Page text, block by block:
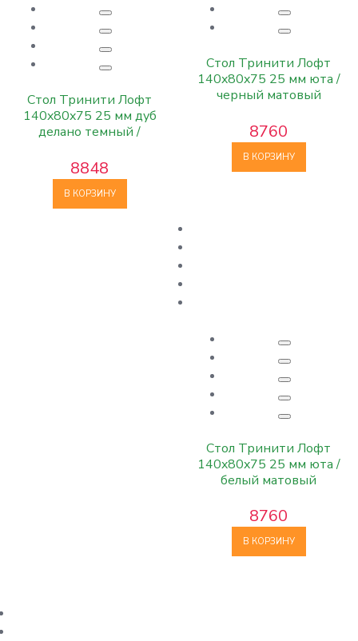
Стол Тринити Лофт
140x80x75 25 мм дуб
делано темный /
8848
В КОРЗИНУ
Стол Тринити Лофт
140x80x75 25 мм юта /
черный матовый
8760
В КОРЗИНУ
Стол Тринити Лофт
140x80x75 25 мм юта /
белый матовый
8760
В КОРЗИНУ